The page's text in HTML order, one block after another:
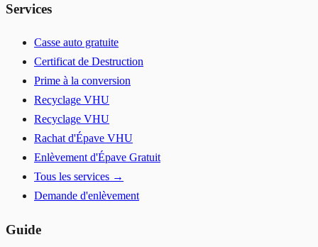
Services
Casse auto gratuite
Certificat de Destruction
Prime à la conversion
Recyclage VHU
Recyclage VHU
Rachat d'Épave VHU
Enlèvement d'Épave Gratuit
Tous les services →
Demande d'enlèvement
Guide